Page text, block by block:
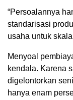
“Persoalannya
standarisasi
usaha untuk
Menyoal
kendala. Karena
digelontorkan
hanya enam